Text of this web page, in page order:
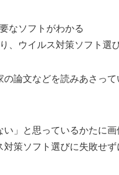
なソフトがわかる
、ウイルス対策ソフト選
論文などを読みあさっ
」と思っているかたに
策ソフト選びに失敗せ